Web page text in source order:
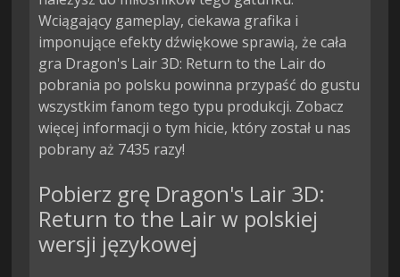
Wciągający gameplay, ciekawa grafika i
imponujące efekty dźwiękowe sprawią, że cała
gra Dragon's Lair 3D: Return to the Lair do
pobrania po polsku powinna przypaść do gustu
wszystkim fanom tego typu produkcji. Zobacz
więcej informacji o tym hicie, który został u nas
pobrany aż 7435 razy!
Pobierz grę Dragon's Lair 3D:
Return to the Lair w polskiej
wersji językowej